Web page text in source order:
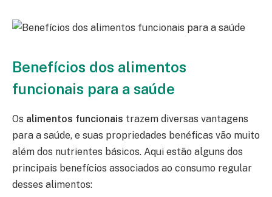
Benefícios dos alimentos
funcionais para a saúde
Os alimentos funcionais trazem diversas vantagens
para a saúde, e suas propriedades benéficas vão muito
além dos nutrientes básicos. Aqui estão alguns dos
principais benefícios associados ao consumo regular
desses alimentos: